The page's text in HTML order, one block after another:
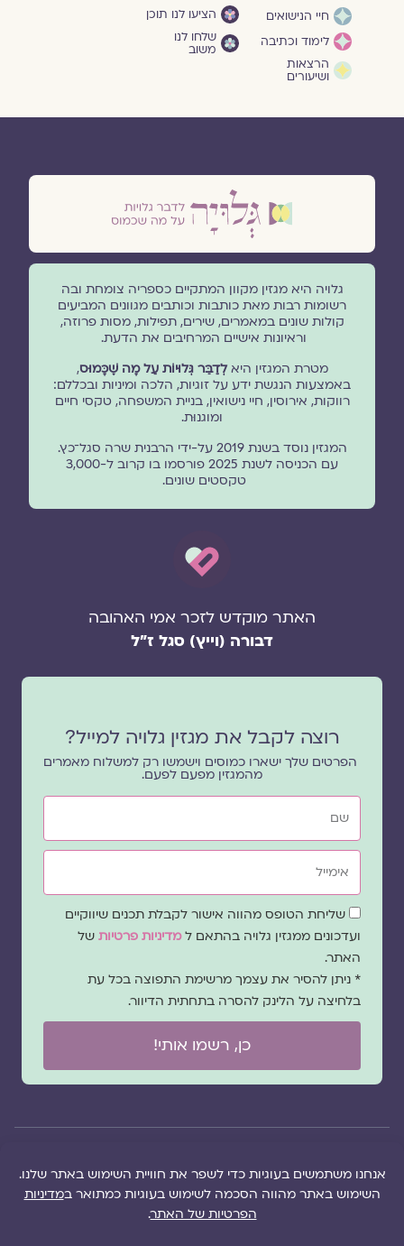
חיי הנישואים
לימוד וכתיבה
הרצאות
ושיעורים
הציעו לנו תוכן
שלחו לנו
משוב
גלויה היא מגזין מקוון המתקיים כספריה צומחת ובה
רשומות רבות מאת כותבות וכותבים מגוונים המביעים
קולות שונים במאמרים, שירים, תפילות, מסות פרוזה,
וראיונות אישיים המרחיבים את הדעת.
מטרת המגזין היאלְדַבֵּר גְּלוּיוֹת עַל מָה שֶׁכָּמוּס,
באמצעות הנגשת ידע על זוגיות, הלכה ומיניות ובכללם:
רווקות, אירוסין, חיי נישואין, בניית המשפחה, טקסי חיים
ומוגנוּת.
המגזין נוסד בשנת 2019 על-ידי הרבנית שרה סגל־כץ.
עם הכניסה לשנת 2025 פורסמו בו קרוב ל-3,000
טקסטים שונים.
האתר מוקדש לזכר אמי האהובה
דבורה (וייץ) סגל ז"ל
רוצה לקבל את מגזין גלויה למייל?
הפרטים שלך ישארו כמוסים וישמשו רק למשלוח מאמרים
מהמגזין מפעם לפעם.
שם
אימייל
שדהשליחת הטופס מהווה אישור לקבלת תכנים שיווקיים
ועדכונים ממגזין גלויה בהתאם למדיניות פרטיות של
האתר.
* ניתן להסיר את עצמך מרשימת התפוצה בכל עת
בלחיצה על הלינק להסרה בתחתית הדיוור.
כן, רשמו אותי!
הזכויות של מגזין
של
שגגה
הוקם ב ❤ על ידי –
לימונדה 2.0
| מיתוג:
סטודיו נופר דסקל
מפת אתר|